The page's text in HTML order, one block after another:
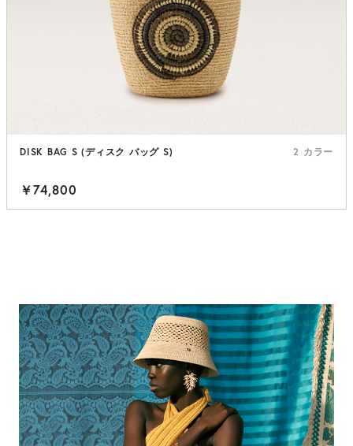
DISK BAG S (ディスク バッグ S) 2 カラー
￥74,800